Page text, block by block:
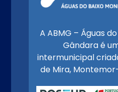
A ABMG – Águas
Gândara é
intermunicipal
de Mira,